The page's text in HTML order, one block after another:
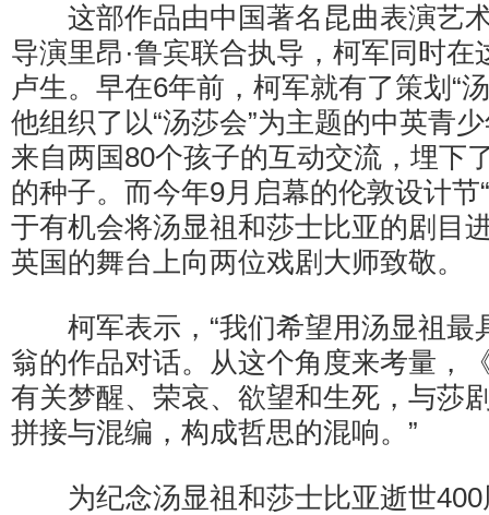
这部作品由中国著名昆曲表演艺
导演里昂·鲁宾联合执导，柯军同时
卢生。早在6年前，柯军就有了策划“
他组织了以“汤莎会”为主题的中英青
来自两国80个孩子的互动交流，埋下
的种子。而今年9月启幕的伦敦设计节
于有机会将汤显祖和莎士比亚的剧目
英国的舞台上向两位戏剧大师致敬。
柯军表示，“我们希望用汤显祖最
翁的作品对话。从这个角度来考量，
有关梦醒、荣哀、欲望和生死，与莎
拼接与混编，构成哲思的混响。”
为纪念汤显祖和莎士比亚逝世400